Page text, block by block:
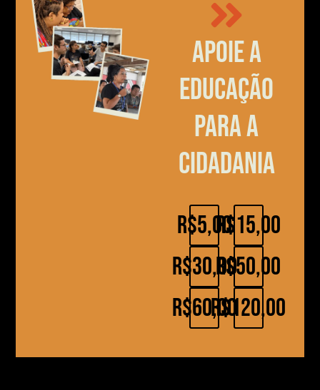
Apoie a
educação
para a
cidadania
R$5,00
R$30,00
R$60,00
R$15,00
R$50,00
R$120,00